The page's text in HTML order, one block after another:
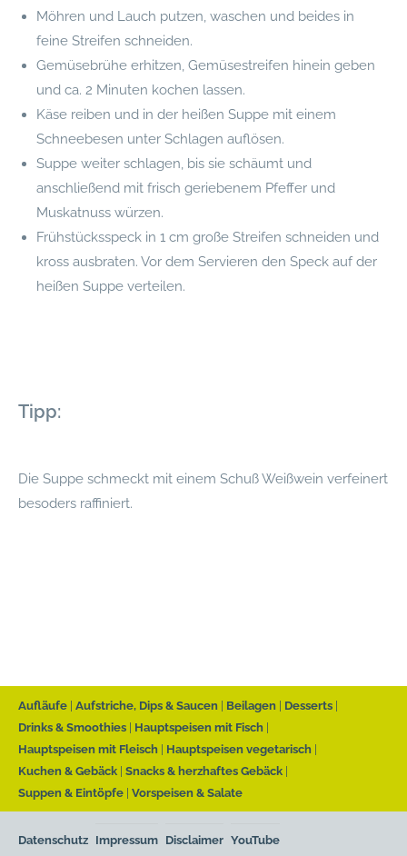
Möhren und Lauch putzen, waschen und beides in
feine Streifen schneiden.
Gemüsebrühe erhitzen, Gemüsestreifen hinein geben
und ca. 2 Minuten kochen lassen.
Käse reiben und in der heißen Suppe mit einem
Schneebesen unter Schlagen auflösen.
Suppe weiter schlagen, bis sie schäumt und
anschließend mit frisch geriebenem Pfeffer und
Muskatnuss würzen.
Frühstücksspeck in 1 cm große Streifen schneiden und
kross ausbraten. Vor dem Servieren den Speck auf der
heißen Suppe verteilen.
Tipp:
Die Suppe schmeckt mit einem Schuß Weißwein verfeinert
besoders raffiniert.
Aufläufe Aufstriche, Dips & Saucen Beilagen
Desserts
Drinks & Smoothies
Hauptspeisen mit Fisch
Hauptspeisen mit Fleisch
Hauptspeisen vegetarisch
Kuchen & Gebäck Snacks & herzhaftes Gebäck
Suppen & Eintöpfe Vorspeisen & Salate
Datenschutz Impressum Disclaimer YouTube